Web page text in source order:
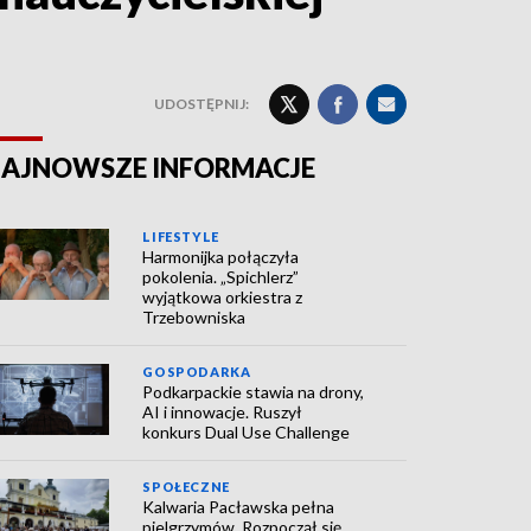
UDOSTĘPNIJ:
INFORMACJE
LIFESTYLE
Harmonijka połączyła
pokolenia. „Spichlerz”
wyjątkowa orkiestra z
Trzebowniska
GOSPODARKA
Podkarpackie stawia na drony,
AI i innowacje. Ruszył
konkurs Dual Use Challenge
SPOŁECZNE
Kalwaria Pacławska pełna
pielgrzymów. Rozpoczął się